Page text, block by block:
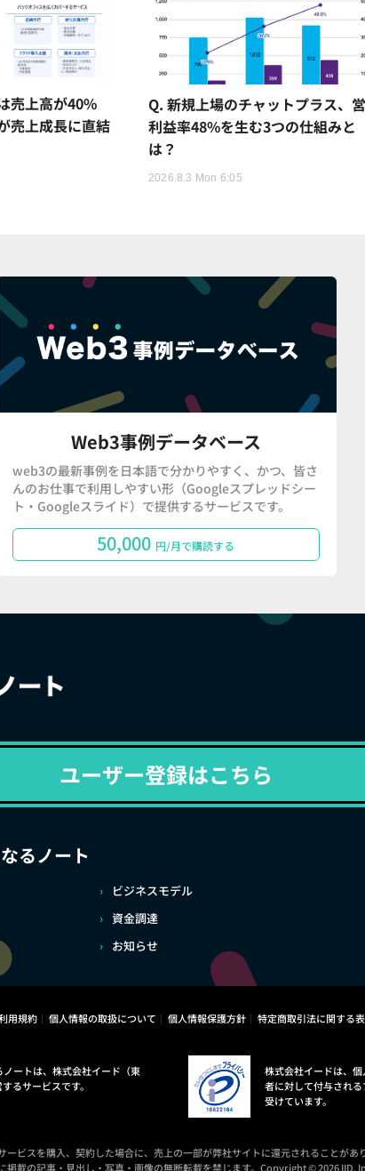
売上高が40%
売上成長に直結
Q. 新規上場のチャットプラス、
利益率48%を生む3つの仕組みと
は？
2026.8.3 Mon 6:05
Web3事例データベース
web3の最新事例を日本語で分かりやすく、かつ、皆さ
んのお仕事で利用しやすい形（Googleスプレッドシー
ト・Googleスライド）で提供するサービスです。
50,000 円/月で購読する
ユーザー登録はこちら
るノート
ビジネスモデル
資金調達
お知らせ
用規約 個人情報の取扱について 個人情報保護方針 特定商取引法に関する
ートは、株式会社イード（東
るサービスです。
株式会社イードは、
者に対して付与され
受けています。
ービスを購入、契約した場合に、売上の一部が弊社サイトに還元されることがあ
掲載の記事・見出し・写真・画像の無断転載を禁じます。Copyright © 2026 IID,